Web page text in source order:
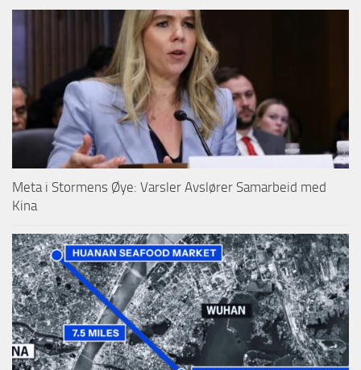
Meta i Stormens Øye: Varsler Avslører Samarbeid med
Kina